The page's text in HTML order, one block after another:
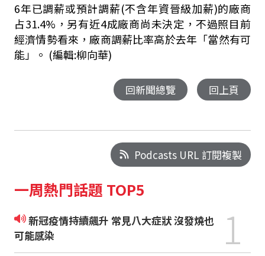
6年已調薪或預計調薪(不含年資晉級加薪)的廠商
占31.4%，另有近4成廠商尚未決定，不過照目前
經濟情勢看來，廠商調薪比率高於去年「當然有可
能」。 (編輯:柳向華)
回新聞總覽 回上頁
Podcasts URL 訂閱複製
一周熱門話題 TOP5
新冠疫情持續飆升 常見八大症狀 沒發燒也
可能感染
1